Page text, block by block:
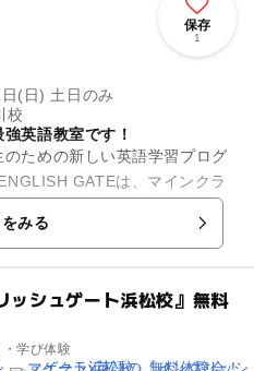
保存
1
(日) 土日のみ
校
英語教室です！
ための新しい英語学習プログ
GATEは、マインクラ
融合した、小学生のための楽
みる
ッシュゲート浜松校』無料
学び体験